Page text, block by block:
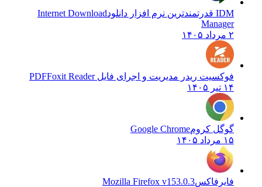
Internet Download
Manager
فوکسیت ریدر مدیریت و اجرای فایل PDFFoxit Reader
گوگل کروم Google Chrome
فایرفاکس Mozilla Firefox v153.0.3